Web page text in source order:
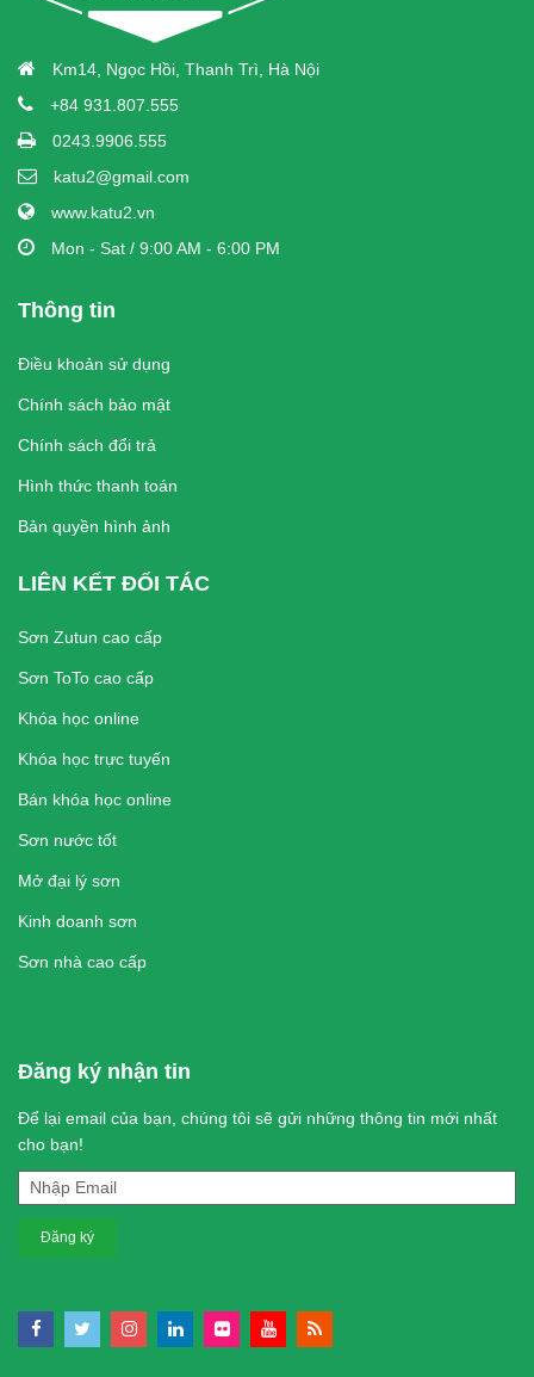
Km14, Ngọc Hồi, Thanh Trì, Hà Nội
+84 931.807.555
0243.9906.555
katu2@gmail.com
www.katu2.vn
Mon - Sat / 9:00 AM - 6:00 PM
Thông tin
Điều khoản sử dụng
Chính sách bảo mật
Chính sách đổi trả
Hình thức thanh toán
Bản quyền hình ảnh
LIÊN KẾT ĐỐI TÁC
Sơn Zutun cao cấp
Sơn ToTo cao cấp
Khóa học online
Khóa học trực tuyến
Bán khóa học online
Sơn nước tốt
Mở đại lý sơn
Kinh doanh sơn
Sơn nhà cao cấp
Đăng ký nhận tin
Để lại email của bạn, chúng tôi sẽ gửi những thông tin mới nhất
cho bạn!